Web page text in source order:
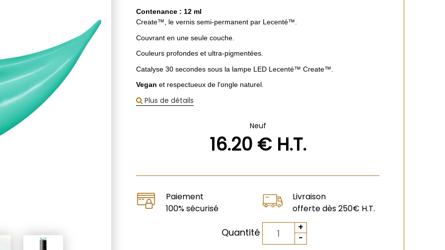
Contenance : 12 ml
Create™, le vernis semi-permanent par Lecenté™.
Couvrant en une seule couche.
Couleurs profondes et ultra-pigmentées.
Catalyse 30 secondes sous la lampe LED Lecenté™ Create™.
Vegan et respectueux de l'ongle naturel.
Plus de détails
Neuf
16.20€ H.T.
Paiement
100% sécurisé
Livraison
offerte dès 250€ H.T.
Quantité